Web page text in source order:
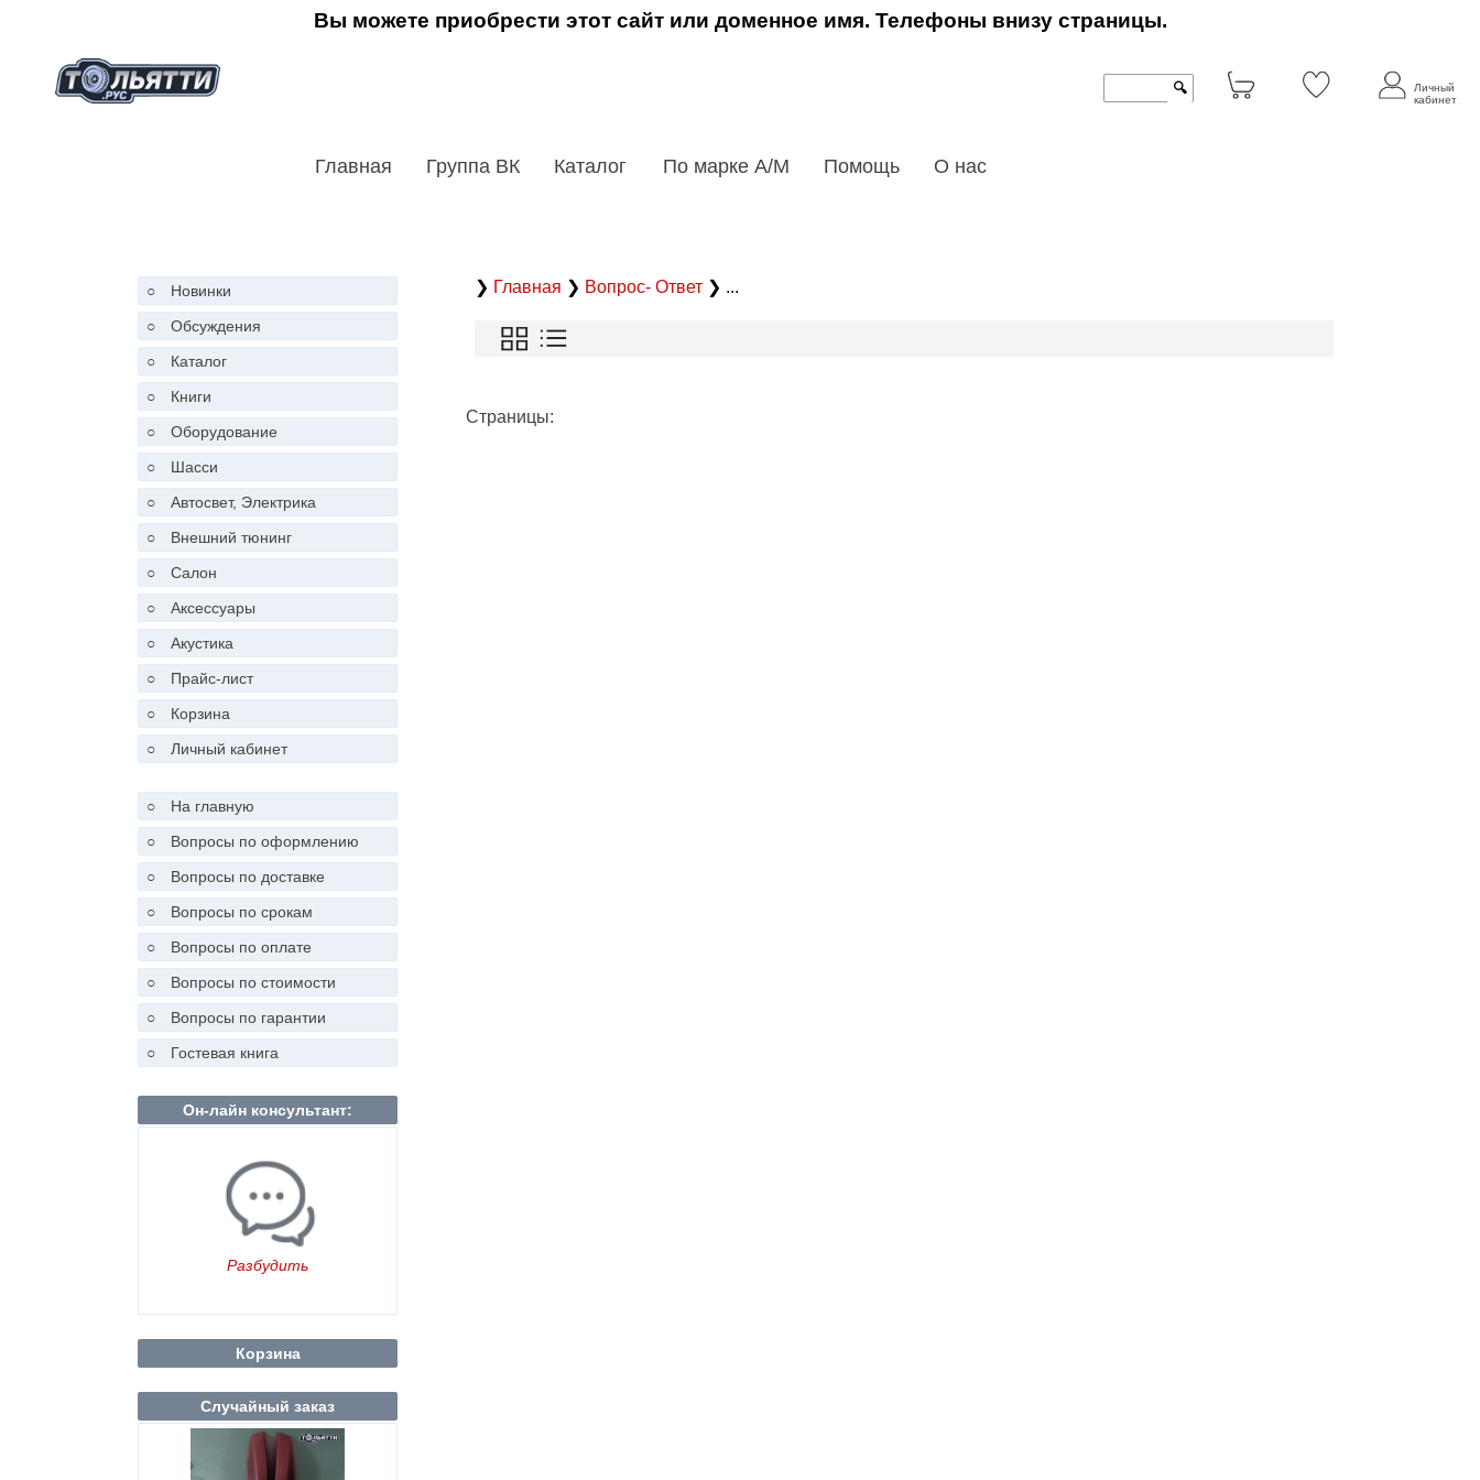
Вы можете приобрести этот сайт или доменное имя. Телефоны внизу страницы.
🔍
Личный
кабинет
Главная Группа ВК Каталог По марке А/М Помощь О нас
○
Новинки
○
Обсуждения
○
Каталог
○
Книги
○
Оборудование
○
Шасси
○
Автосвет, Электрика
○
Внешний тюнинг
○
Салон
○
Аксессуары
○
Акустика
○
Прайс-лист
○
Корзина
○
Личный кабинет
○
На главную
○
Вопросы по оформлению
○
Вопросы по доставке
○
Вопросы по срокам
○
Вопросы по оплате
○
Вопросы по стоимости
○
Вопросы по гарантии
○
Гостевая книга
Он-лайн консультант:
Разбудить
Корзина
Случайный заказ
❯ Главная ❯ Вопрос- Ответ ❯ ...
Страницы: